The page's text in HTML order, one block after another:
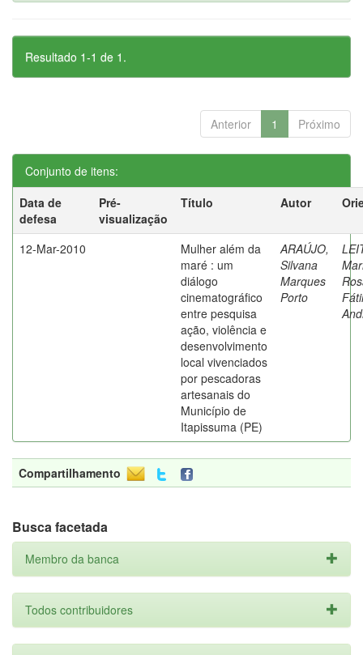
Resultado 1-1 de 1.
Anterior 1 Próximo
Conjunto de itens:
Data de
defesa
Pré-
visualização
Título Autor
12-Mar-2010
Mulher além da
maré : um
diálogo
cinematográfico
entre pesquisa
ação, violência e
desenvolvimento
local vivenciados
por pescadoras
artesanais do
Município de
Itapissuma (PE)
ARAÚJO,
Silvana
Marques
Porto
Compartilhamento
Busca facetada
Membro da banca
Todos contribuidores